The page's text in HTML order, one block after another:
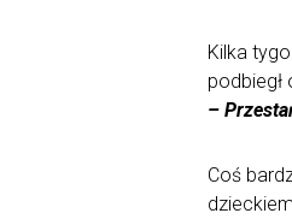
Kilka
podbiegł
–
Coś